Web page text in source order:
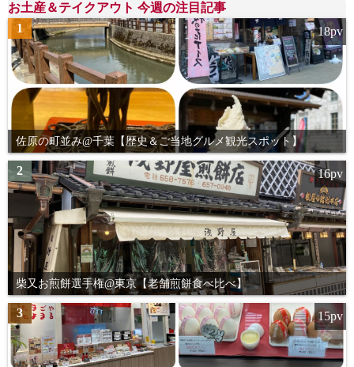
ペ
ー
ジ
送
り
お土産＆テイクアウト 今週の注目記事
1
佐原の町並み@千葉【歴史＆ご当地グルメ観光スポット】
18pv
2
柴又お煎餅選手権@東京【老舗煎餅食べ比べ】
16pv
3 15pv